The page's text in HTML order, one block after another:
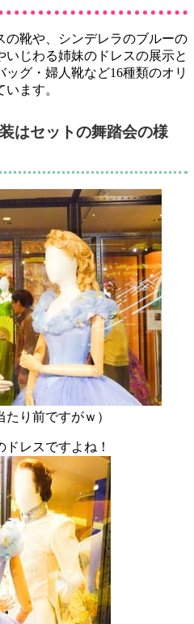
の靴や、シンデレラのブルーの
いじわる姉妹のドレスの展示と
グ・婦人靴など16種類のオリ
ます。
はセットの舞踏会の様
り前ですがｗ）
レスですよね！